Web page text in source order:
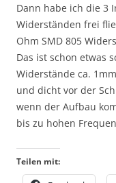
Dann habe ich die 3
Widerständen frei
Ohm SMD 805
Das ist schon etwas
Widerstände ca.
und dicht vor der
wenn der Aufbau
bis zu hohen
Teilen mit: